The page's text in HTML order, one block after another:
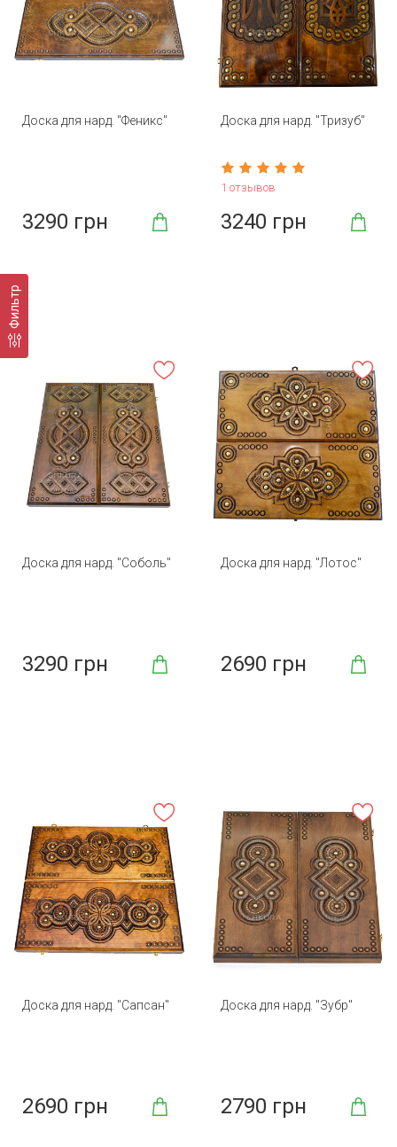
Фильтр
Доска для нард. "Феникс"
3290 грн
Доска для нард. "Тризуб"
1 отзывов
3240 грн
Доска для нард. "Соболь"
3290 грн
Доска для нард. "Лотос"
2690 грн
Доска для нард. "Сапсан"
2690 грн
Доска для нард. "Зубр"
2790 грн